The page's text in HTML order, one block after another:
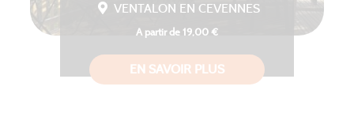
VENTALON EN CEVENNES
A partir de 19,00 €
EN SAVOIR PLUS